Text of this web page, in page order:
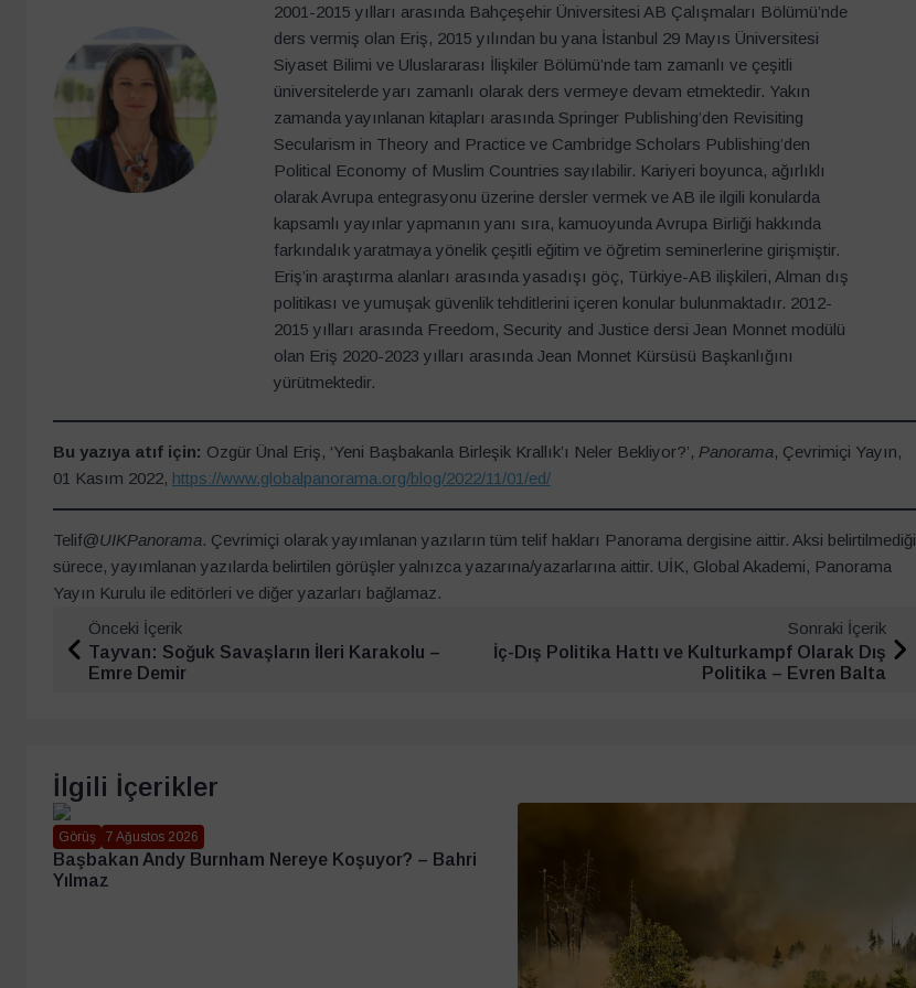
2001-2015 yılları arasında Bahçeşehir Üniversitesi AB Çalışmaları Bölümü’nde
ders vermiş olan Eriş, 2015 yılından bu yana İstanbul 29 Mayıs Üniversitesi
Siyaset Bilimi ve Uluslararası İlişkiler Bölümü’nde tam zamanlı ve çeşitli
üniversitelerde yarı zamanlı olarak ders vermeye devam etmektedir. Yakın
zamanda yayınlanan kitapları arasında Springer Publishing’den Revisiting
Secularism in Theory and Practice ve Cambridge Scholars Publishing’den
Political Economy of Muslim Countries sayılabilir. Kariyeri boyunca, ağırlıklı
olarak Avrupa entegrasyonu üzerine dersler vermek ve AB ile ilgili konularda
kapsamlı yayınlar yapmanın yanı sıra, kamuoyunda Avrupa Birliği hakkında
farkındalık yaratmaya yönelik çeşitli eğitim ve öğretim seminerlerine girişmiştir.
Eriş’in araştırma alanları arasında yasadışı göç, Türkiye-AB ilişkileri, Alman dış
politikası ve yumuşak güvenlik tehditlerini içeren konular bulunmaktadır. 2012-
2015 yılları arasında Freedom, Security and Justice dersi Jean Monnet modülü
olan Eriş 2020-2023 yılları arasında Jean Monnet Kürsüsü Başkanlığını
yürütmektedir.
Bu yazıya atıf için: Ozgür Ünal Eriş, ‘Yeni Başbakanla Birleşik Krallık’ı Neler Bekliyor?’, Panorama, Çevrimiçi Yayın,
01 Kasım 2022, https://www.globalpanorama.org/blog/2022/11/01/ed/
Telif@UIKPanorama. Çevrimiçi olarak yayımlanan yazıların tüm telif hakları Panorama dergisine aittir. Aksi belirtilmediği
sürece, yayımlanan yazılarda belirtilen görüşler yalnızca yazarına/yazarlarına aittir. UİK, Global Akademi, Panorama
Yayın Kurulu ile editörleri ve diğer yazarları bağlamaz.
Önceki İçerik
Tayvan: Soğuk Savaşların İleri Karakolu –
Emre Demir
Sonraki İçerik
İç-Dış Politika Hattı ve Kulturkampf Olarak Dış
Politika – Evren Balta
İlgili İçerikler
Görüş 7 Ağustos 2026
Başbakan Andy Burnham Nereye Koşuyor? – Bahri
Yılmaz